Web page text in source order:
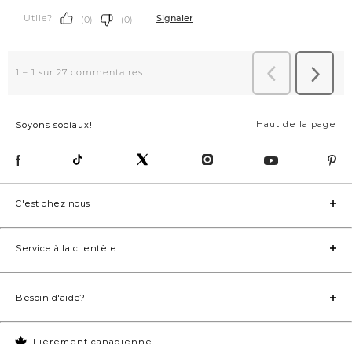
Haut de la page
Soyons sociaux!
C'est chez nous
Service à la clientèle
Besoin d'aide?